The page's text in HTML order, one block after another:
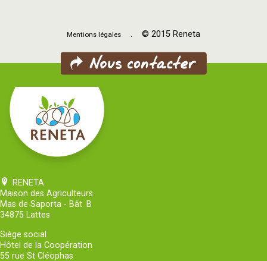
Mentions légales . © 2015 Reneta
RENETA
Maison des Agriculteurs
Mas de Saporta - Bât. B
34875 Lattes
Siège social
Hôtel de la Coopération
55 rue St Cléophas